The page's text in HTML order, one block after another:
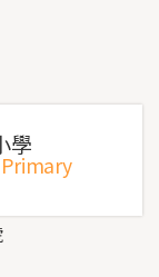
學
Primary